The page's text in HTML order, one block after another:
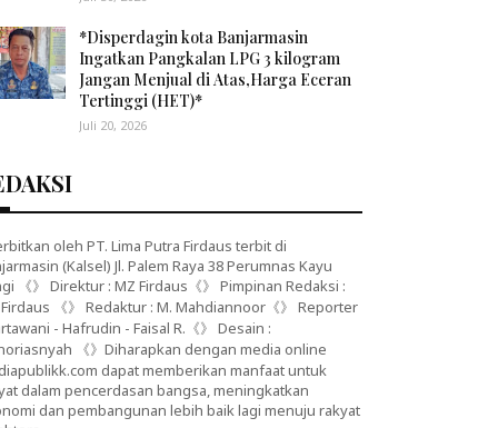
*Disperdagin kota Banjarmasin
Ingatkan Pangkalan LPG 3 kilogram
Jangan Menjual di Atas,Harga Eceran
Tertinggi (HET)*
Juli 20, 2026
oleh PT. Lima Putra Firdaus terbit di
(Kalsel) Jl. Palem Raya 38 Perumnas Kayu
《》 Direktur : MZ Firdaus《》 Pimpinan Redaksi :
《》 Redaktur : M. Mahdiannoor《》 Reporter
- Hafrudin - Faisal R.《》 Desain :
《》Diharapkan dengan media online
dapat memberikan manfaat untuk
dalam pencerdasan bangsa, meningkatkan
dan pembangunan lebih baik lagi menuju rakyat